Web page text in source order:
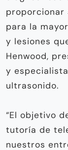
proporcionar
para la
y lesiones
Henwood,
y
ultrasonido.
“El objetivo
tutoría de
nuestros